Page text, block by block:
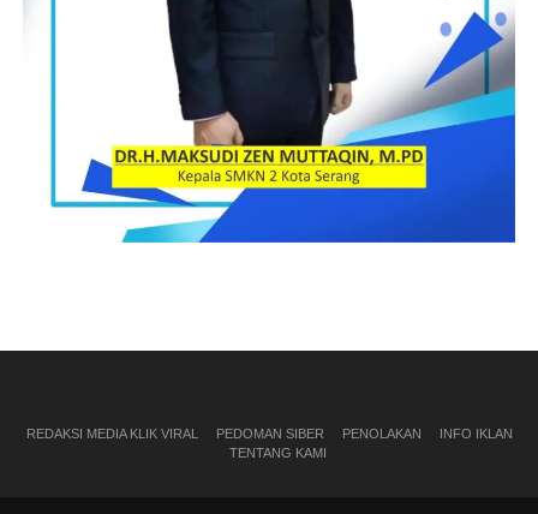
REDAKSI MEDIA KLIK VIRAL PEDOMAN SIBER PENOLAKAN
INFO IKLAN
TENTANG KAMI